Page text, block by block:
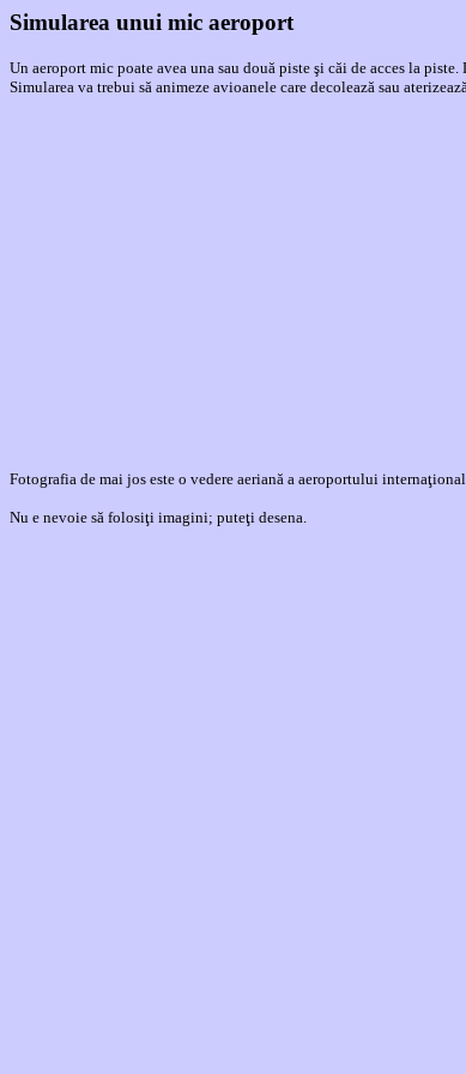
Simularea unui mic aeroport
Un aeroport mic poate avea una sau două piste şi căi de acces la
Simularea va trebui să animeze avioanele care decolează sau
Fotografia de mai jos este o vedere aeriană a aeroportului
Nu e nevoie să folosiţi imagini; puteţi desena.